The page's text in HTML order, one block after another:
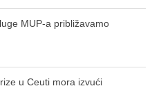
MUP-a približavamo
u Ceuti mora izvući